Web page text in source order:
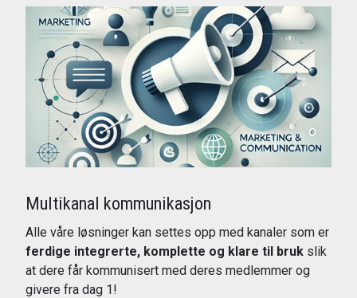
Multikanal kommunikasjon
Alle våre løsninger kan settes opp med kanaler som er
ferdige integrerte, komplette og klare til bruk slik
at dere får kommunisert med deres medlemmer og
givere fra dag 1!